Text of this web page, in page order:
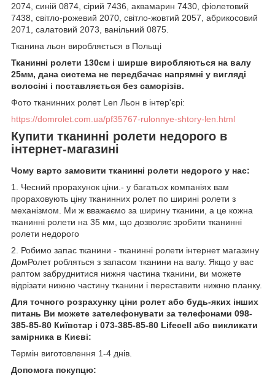
2074, синій 0874, сірий 7436, аквамарин 7430, фіолетовий
7438, світло-рожевий 2070, світло-жовтий 2057, абрикосовий
2071, салатовий 2073, ванільний 0875.
Тканина льон виробляється в Польщі
Тканинні ролети 130см і ширше виробляються на валу
25мм, дана система не передбачає напрямні у вигляді
волосіні і поставляється без саморізів.
Фото тканинних ролет Len Льон в інтер'єрі:
https://domrolet.com.ua/pf35767-rulonnye-shtory-len.html
Купити тканинні ролети недорого в
інтернет-магазині
Чому варто замовити тканинні ролети недорого у нас:
1. Чесний прорахунок ціни.- у багатьох компаніях вам
прораховують ціну тканинних ролет по ширині ролети з
механізмом. Ми ж вважаємо за ширину тканини, а це кожна
тканинні ролети на 35 мм, що дозволяє зробити тканинні
ролети недорого
2. Робимо запас тканини - тканинні ролети інтернет магазину
ДомРолет робляться з запасом тканини на валу. Якщо у вас
раптом забруднитися нижня частина тканини, ви можете
відрізати нижню частину тканини і переставити нижню планку.
Для точного розрахунку ціни ролет або будь-яких інших
питань Ви можете зателефонувати за телефонами 098-
385-85-80 Київстар і 073-385-85-80 Lifecell або викликати
замірника в Києві:
Термін виготовлення 1-4 днів.
Допомога покупцю: